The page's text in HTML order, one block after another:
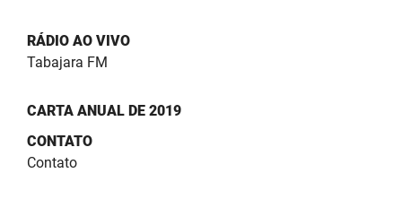
RÁDIO AO VIVO
Tabajara FM
CARTA ANUAL DE 2019
CONTATO
Contato